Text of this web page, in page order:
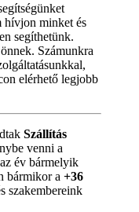
hívjon minket és
segíthetünk.
Számunkra
elérhető legjobb
Szállítás
venni a
év bármelyik
bármikor a +36
szakembereink